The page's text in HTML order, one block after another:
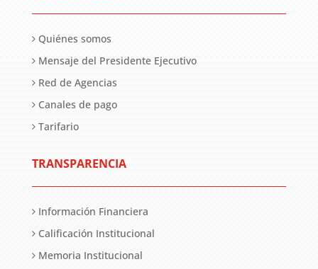
Quiénes somos
Mensaje del Presidente Ejecutivo
Red de Agencias
Canales de pago
Tarifario
TRANSPARENCIA
Información Financiera
Calificación Institucional
Memoria Institucional